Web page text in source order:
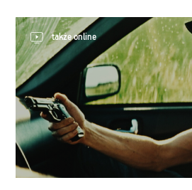
także online